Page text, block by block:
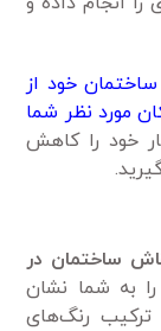
خود از
مورد نظر شما
خود را کاهش
ساختمان در
را به شما نشان
ترکیب رنگ‌های